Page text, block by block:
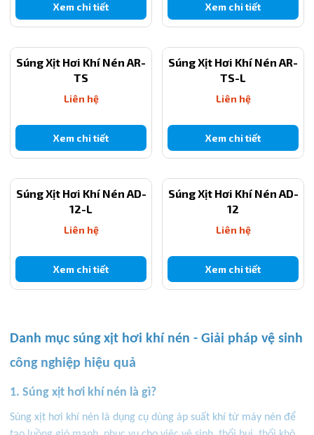
Xem chi tiết Xem chi tiết
Súng Xịt Hơi Khí Nén AR-
TS
Liên hệ
Xem chi tiết
Súng Xịt Hơi Khí Nén AR-
TS-L
Liên hệ
Xem chi tiết
Súng Xịt Hơi Khí Nén AD-
12-L
Liên hệ
Xem chi tiết
Súng Xịt Hơi Khí Nén AD-
12
Liên hệ
Xem chi tiết
Danh mục súng xịt hơi khí nén - Giải pháp vệ sinh
công nghiệp hiệu quả
1. Súng xịt hơi khí nén là gì?
Súng xịt hơi khí nén là dụng cụ dùng áp suất khí từ máy nén để